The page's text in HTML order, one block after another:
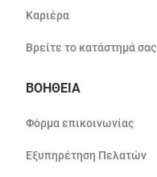
Καριέρα
Βρείτε το κατάστημά σας
ΒΟΗΘΕΙΑ
Φόρμα επικοινωνίας
Εξυπηρέτηση Πελατών